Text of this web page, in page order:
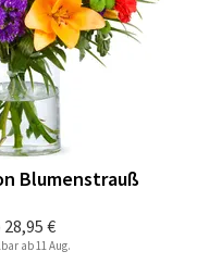
28,95 €
Blumenstrauß
ab 11 Aug.